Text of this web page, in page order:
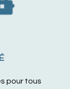
pour tous